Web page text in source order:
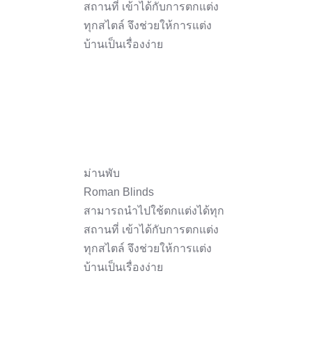
สถานที่ เข้าได้กับการตกแต่ง
ทุกสไตล์ จึงช่วยให้การแต่ง
บ้านเป็นเรื่องง่าย
ม่านพับ
Roman Blinds
สามารถนำไปใช้ตกแต่งได้ทุก
สถานที่ เข้าได้กับการตกแต่ง
ทุกสไตล์ จึงช่วยให้การแต่ง
บ้านเป็นเรื่องง่าย